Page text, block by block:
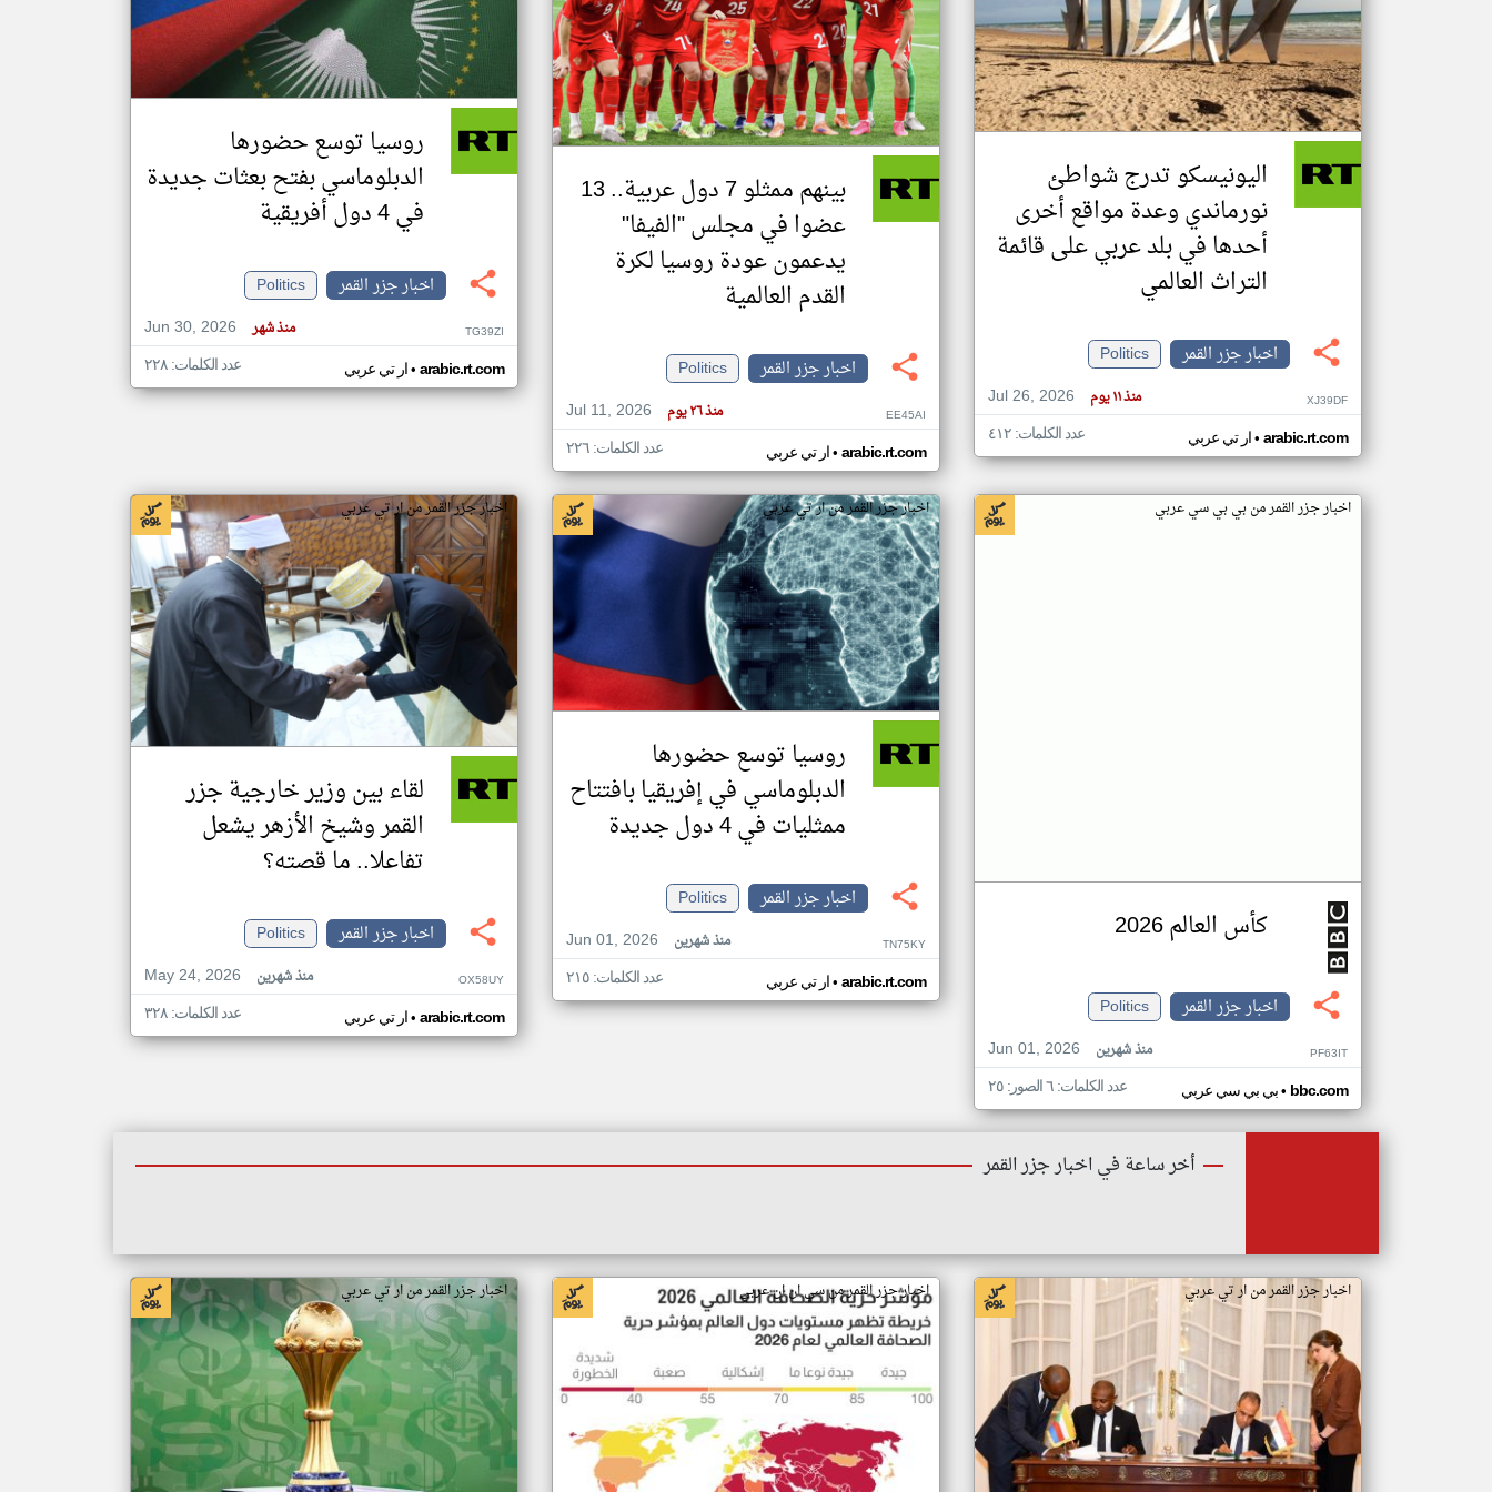
تغيير الدولة
اخبار جزر القمر على مدار الساعة
أهم اخبار جزر القمر العاجلة والمباشرة
اليونيسكو تدرج شواطئ
نورماندي وعدة مواقع أخرى
أحدها في بلد عربي على قائمة
التراث العالمي
اخبار جزر القمر
Politics
Jul 26, 2026
منذ ١١ يوم XJ39DF
ار تي عربي• arabic.rt.com عدد الكلمات: ٤١٢
بينهم ممثلو 7 دول عربية.. 13
عضوا في مجلس "الفيفا"
يدعمون عودة روسيا لكرة
القدم العالمية
اخبار جزر القمر
Politics
Jul 11, 2026
منذ ٢٦ يوم EE45AI
ار تي عربي• arabic.rt.com عدد الكلمات: ٢٢٦
روسيا توسع حضورها
الدبلوماسي بفتح بعثات جديدة
في 4 دول أفريقية
اخبار جزر القمر
Politics
Jun 30, 2026
منذ شهر TG39ZI
ار تي عربي• arabic.rt.com عدد الكلمات: ٢٢٨
اخبار جزر القمر من بي بي سي عربي
كأس العالم 2026
اخبار جزر القمر
Politics
Jun 01, 2026
منذ شهرين PF63IT
بي بي سي عربي• bbc.com عدد الكلمات: ٦ الصور: ٢٥
اخبار جزر القمر من ار تي عربي
روسيا توسع حضورها
الدبلوماسي في إفريقيا بافتتاح
ممثليات في 4 دول جديدة
اخبار جزر القمر
Politics
Jun 01, 2026
منذ شهرين TN75KY
ار تي عربي• arabic.rt.com عدد الكلمات: ٢١٥
اخبار جزر القمر من ار تي عربي
لقاء بين وزير خارجية جزر
القمر وشيخ الأزهر يشعل
تفاعلا.. ما قصته؟
اخبار جزر القمر
Politics
May 24, 2026
منذ شهرين OX58UY
ار تي عربي• arabic.rt.com عدد الكلمات: ٣٢٨
أخر ساعة في اخبار جزر القمر
اخبار جزر القمر من ار تي عربي اخبار جزر القمر من سي ان ان عربي اخبار جزر القمر من ار تي عربي
klyoum.com